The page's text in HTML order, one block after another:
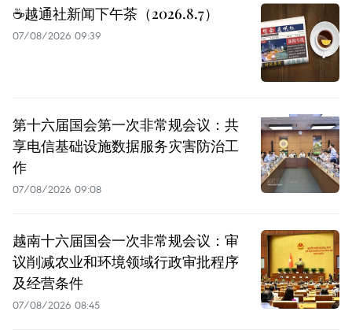
☕️越通社新闻下午茶（2026.8.7）
07/08/2026 09:39
第十六届国会第一次非常规会议：共
享电信基础设施数据服务灾害防治工
作
07/08/2026 09:08
越南十六届国会一次非常规会议：审
议削减农业和环境领域行政审批程序
及经营条件
07/08/2026 08:45